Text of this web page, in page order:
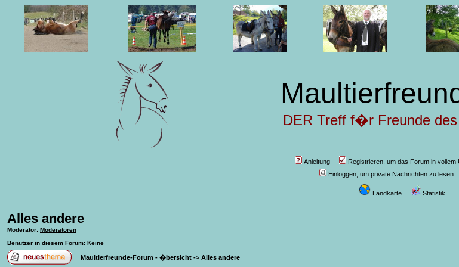
DER Treff f�r Freunde
Anleitung
Registrieren, um das Forum in vollem
Einloggen, um private Nachrichten zu lesen
Landkarte Statistik
Alles andere
Moderator: Moderatoren
Benutzer in diesem Forum: Keine
Maultierfreunde-Forum - �bersicht -> Alles andere